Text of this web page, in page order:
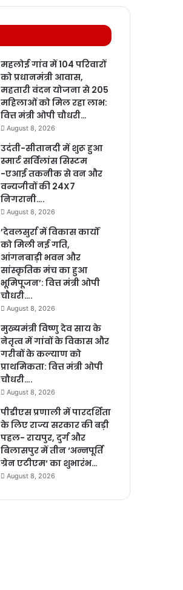
महलोई गांव में 104 परिवारों
को प्रधानमंत्री आवास,
महतारी वंदन योजना से 205
महिलाओं को मिल रहा लाभ:
वित्त मंत्री ओपी चौधरी…
August 8, 2026
उदंती-सीतानदी में शुरू हुआ
स्मार्ट सर्विलांस सिस्टम
-एआई तकनीक से वन और
वन्यजीवों की 24X7
निगरानी….
August 8, 2026
’देवलसुर्रा में विकास कार्यों
को मिली नई गति,
आंगनबाड़ी भवन और
सांस्कृतिक मंच का हुआ
भूमिपूजन’: वित्त मंत्री ओपी
चौधरी….
August 8, 2026
मुख्यमंत्री विष्णु देव साय के
नेतृत्व में गांवों के विकास और
गरीबों के कल्याण को
प्राथमिकता: वित्त मंत्री ओपी
चौधरी….
August 8, 2026
पीडीएस प्रणाली में पारदर्शिता
के लिए राज्य सरकार की बड़ी
पहल- रायपुर, दुर्ग और
बिलासपुर में तीन ‘अन्नपूर्ति
ग्रेन एटीएम‘ का शुभारंभ…
August 8, 2026